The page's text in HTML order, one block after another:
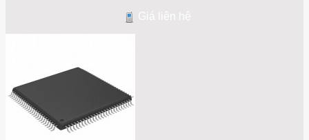
Giá liên hệ